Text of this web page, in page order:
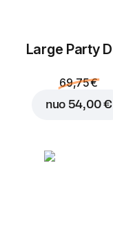
Large Party
69,75 €
nuo 54,00 €